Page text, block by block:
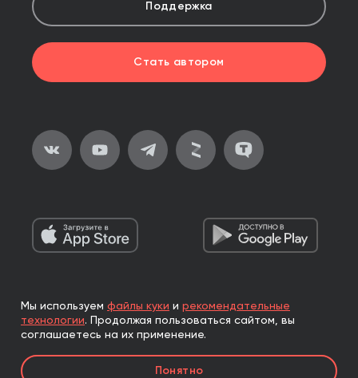
Поддержка
Стать автором
2026, ООО «Альпина Паблишер»
Все права защищены
Книги реализуются ООО «Альпина Паблишер»
по договору комиссии с ООО «Альпина нон-фикшн»,
Мы используем файлы куки и рекомендательные
технологии. Продолжая пользоваться сайтом, вы
соглашаетесь на их применение.
Понятно